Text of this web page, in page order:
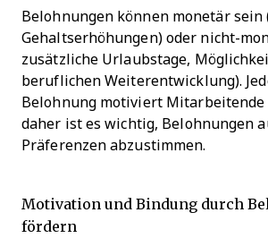
Belohnungen können monetär sein
Gehaltserhöhungen) oder nicht-
zusätzliche Urlaubstage,
beruflichen Weiterentwicklung).
Belohnung motiviert
daher ist es wichtig, Belohnungen
Präferenzen abzustimmen.
Motivation und Bindung durch
fördern